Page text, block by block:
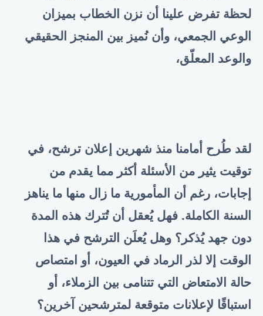
لحظة تفرض علينا أن نزن الخطاب بميزان
الوعي الجمعي، وأن نُميز بين المنجز الحقيقي
والوعد المعلّق،
لقد طُرح أمامنا منذ شهرين إعلان ترشح، في
توقيت يثير من الأسئلة أكثر مما يقدم من
إجابات، رغم أن المأمورية ما زال منها ما يناهز
السنة الكاملة. فهل يُعقل أن تُترك هذه المدة
دون جهد يُذكر؟ وهل يُعلَن الترشح في هذا
الوقت إلا لذر الرماد في العيون، أو امتصاص
حالة الامتعاض التي تتنامى بين الزملاء، أو
استباقًا لإعلانات متوقعة لمترشحين آخرين؟